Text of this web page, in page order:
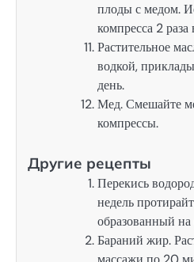
плоды с медом.
компресса 2 раза
Растительное
водкой,
день.
Мед. Смешайте
компрессы.
Другие рецепты
Перекись
недель
образованный на
Бараний жир.